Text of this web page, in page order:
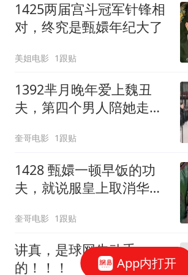
1425两届宫斗冠军针锋相
对，终究是甄嬛年纪大了
美姐电影 1跟贴
1392芈月晚年爱上魏丑
夫，第四个男人陪她走完
局！
奎哥电影 1跟贴
1428 甄嬛一顿早饭的功
夫，就说服皇上取消华妃
奎哥电影 1跟贴
讲真，是球网先动手
的！！！
App内打开